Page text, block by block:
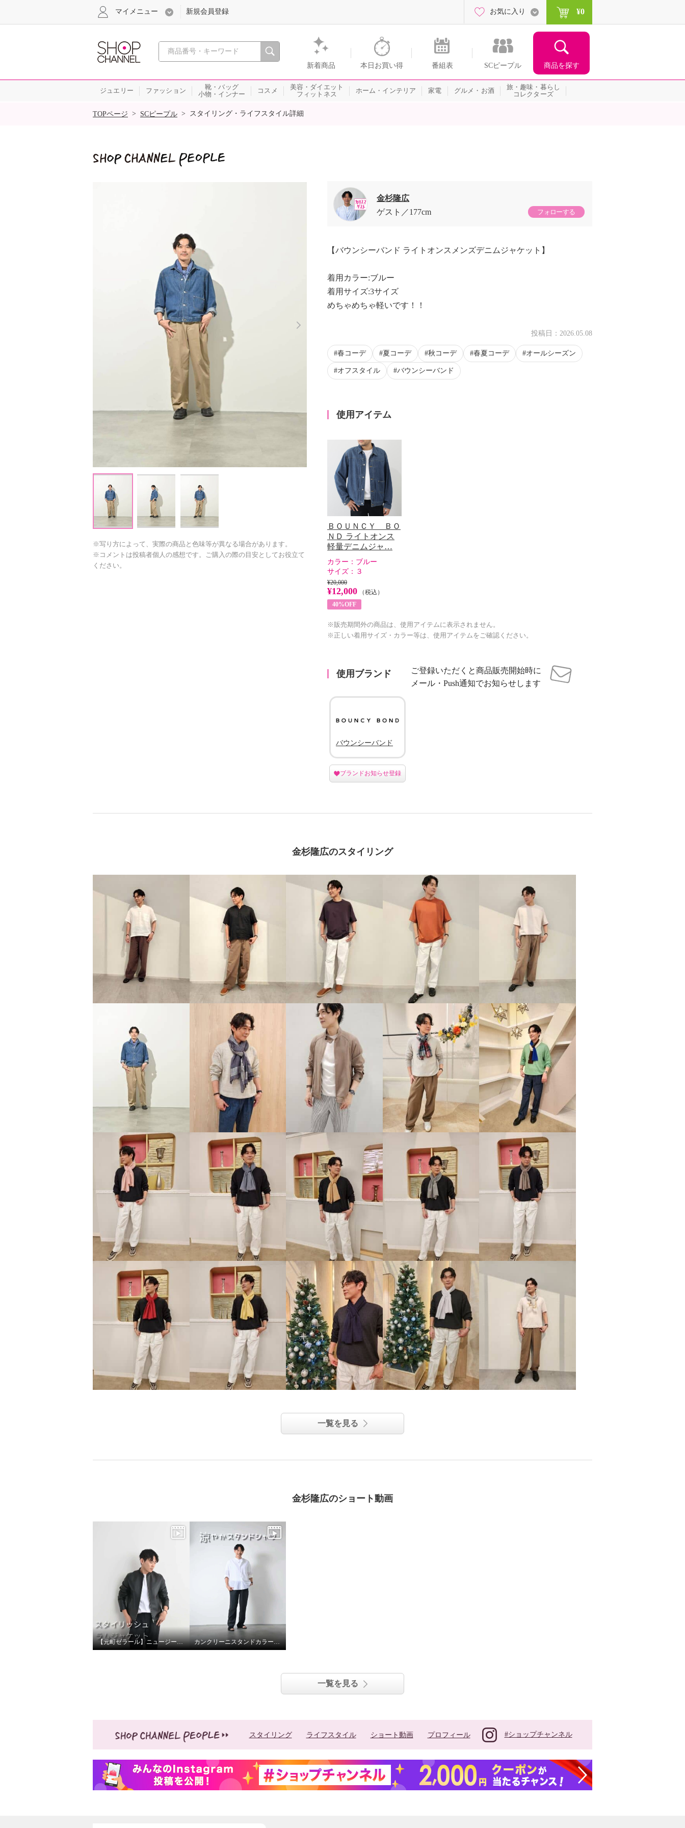
心おどる、瞬間を。通販・テレビショッピングのショップチャンネル
新着商品 本日お買い得 番組表 SCピープル 商品を探す
マイメニュー 新規会員登録 お気に入り ¥0
ジュエリー ファッション
靴・バッグ
小物・インナー
コスメ
美容・ダイエット
フィットネス
ホーム・インテリア 家電 グルメ・お酒
旅・趣味・暮らし
コレクターズ
SALE
TOPページ > SCピープル > スタイリング・ライフスタイル詳細
※写り方によって、実際の商品と色味等が異なる場合があります。
※コメントは投稿者個人の感想です。ご購入の際の目安としてお役立て
ください。
金杉隆広
ゲスト
177cm フォローする
【バウンシーバンド ライトオンスメンズデニムジャケット】
着用カラー:ブルー
着用サイズ:3サイズ
めちゃめちゃ軽いです！！
投稿日： 2026.05.08
春コーデ 夏コーデ 秋コーデ 春夏コーデ オールシーズン
オフスタイル バウンシーバンド
使用アイテム
ＢＯＵＮＣＹ ＢＯ
ＮＤ ライトオンス
軽量デニムジャ…
カラー： ブルー
サイズ： ３
¥20,000
¥12,000
（税込）
40%OFF
※販売期間外の商品は、使用アイテムに表示されません。
※正しい着用サイズ・カラー等は、使用アイテムをご確認ください。
使用ブランド
ご登録いただくと商品販売開始時に
メール・Push通知でお知らせします
バウンシーバンド
ブランドお知らせ登録
金杉隆広のスタイリング
一覧を見る
金杉隆広のショート動画
【元町ゼラール】ニュージーランドラムスタンドジャケット カンクリーニスタンドカラーシャツ
一覧を見る
スタイリング ライフスタイル ショート動画 プロフィール #ショップチャンネル